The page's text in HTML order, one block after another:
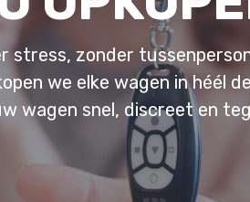
stress, zonder
we elke wagen in héél
wagen snel, discreet en